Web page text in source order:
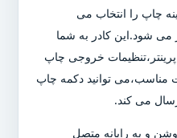
چاپ را انتخاب می
می شود.این کادر به شما
خروجی چاپ
مناسب،می توانید دکمه چاپ
می کند.
و به رایانه متصل